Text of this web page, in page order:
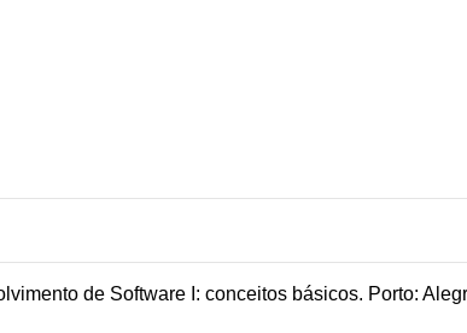
de Software I: conceitos básicos. Porto: